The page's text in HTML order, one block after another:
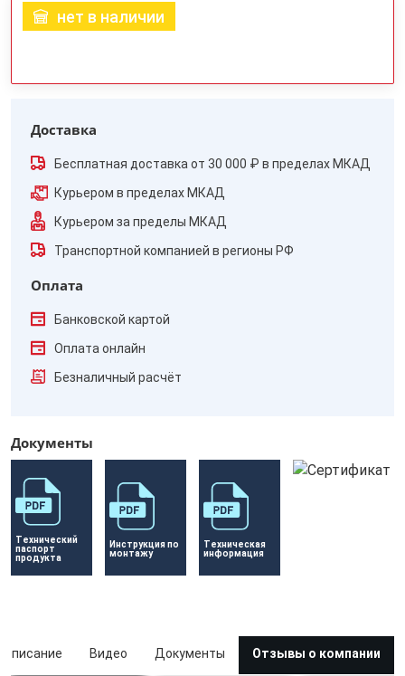
нет в наличии
Доставка
Бесплатная доставка от 30 000 ₽ в пределах МКАД
Курьером в пределах МКАД
Курьером за пределы МКАД
Транспортной компанией в регионы РФ
Оплата
Банковской картой
Оплата онлайн
Безналичный расчёт
Документы
Технический
паспорт
продукта
Инструкция по
монтажу
Техническая
информация
Описание Видео Документы Отзывы о компании